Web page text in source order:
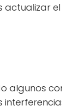
actualizar
algunos